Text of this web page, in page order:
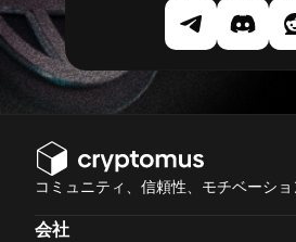
コミュニティ、信頼性、モチベーショ
会社